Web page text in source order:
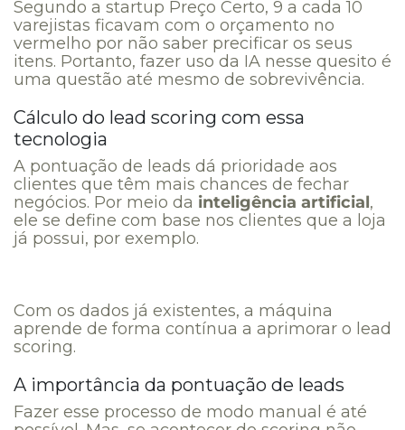
Segundo a startup Preço Certo, 9 a cada 10
varejistas ficavam com o orçamento no
vermelho por não saber precificar os seus
itens. Portanto, fazer uso da IA nesse quesito é
uma questão até mesmo de sobrevivência.
Cálculo do lead scoring com essa
tecnologia
A pontuação de leads dá prioridade aos
clientes que têm mais chances de fechar
negócios. Por meio da inteligência artificial,
ele se define com base nos clientes que a loja
já possui, por exemplo.
Com os dados já existentes, a máquina
aprende de forma contínua a aprimorar o lead
scoring.
A importância da pontuação de leads
Fazer esse processo de modo manual é até